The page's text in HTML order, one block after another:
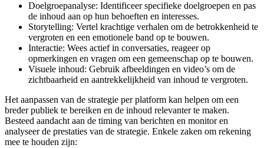
Doelgroepanalyse: Identificeer specifieke doelgroepen en pas
de inhoud aan op hun behoeften en interesses.
Storytelling: Vertel krachtige verhalen om de betrokkenheid te
vergroten en een emotionele band op te bouwen.
Interactie: Wees actief in conversaties, reageer op
opmerkingen en vragen om een gemeenschap op te bouwen.
Visuele inhoud: Gebruik afbeeldingen en video’s om de
zichtbaarheid en aantrekkelijkheid van inhoud te vergroten.
Het aanpassen van de strategie per platform kan helpen om een
breder publiek te bereiken en de inhoud relevanter te maken.
Besteed aandacht aan de timing van berichten en monitor en
analyseer de prestaties van de strategie. Enkele zaken om rekening
mee te houden zijn: